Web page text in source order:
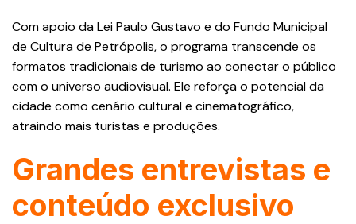
Com apoio da Lei Paulo Gustavo e do Fundo Municipal
de Cultura de Petrópolis, o programa transcende os
formatos tradicionais de turismo ao conectar o público
com o universo audiovisual. Ele reforça o potencial da
cidade como cenário cultural e cinematográfico,
atraindo mais turistas e produções.
Grandes entrevistas e
conteúdo exclusivo